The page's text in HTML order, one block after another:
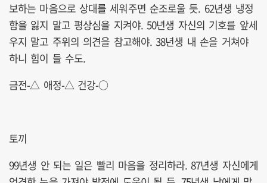
보하는 마음으로 상대를 세워주면 순조로울 듯. 62년생 냉정
함을 잃지 말고 평상심을 지켜야. 50년생 자신의 기호를 앞세
우지 말고 주위의 의견을 참고해야. 38년생 내 손을 거쳐야
하니 힘이 들 수도.
금전-△ 애정-△ 건강-○
토끼
99년생 안 되는 일은 빨리 마음을 정리하라. 87년생 자신에게